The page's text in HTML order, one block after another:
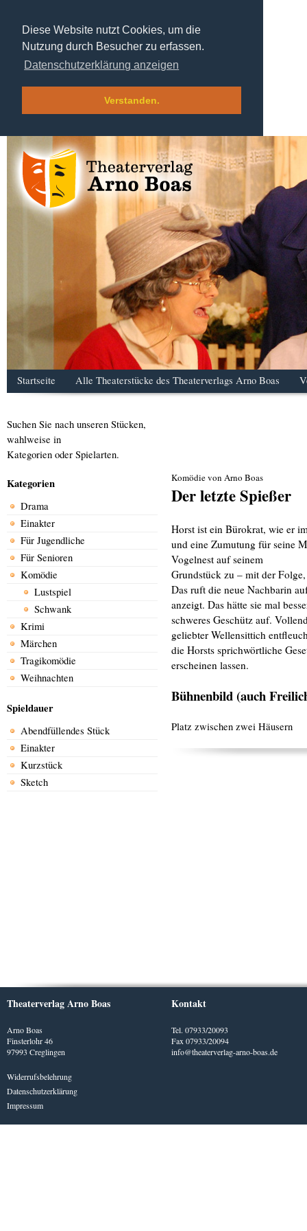
Diese Website nutzt Cookies, um die
Nutzung durch Besucher zu erfassen.
Datenschutzerklärung anzeigen
Verstanden.
Startseite Alle Theaterstücke des Theaterverlags Arno Boas
Suchen Sie nach unseren Stücken,
wahlweise in
Kategorien oder Spielarten.
Kategorien
Drama
Einakter
Für Jugendliche
Für Senioren
Komödie
Lustspiel
Schwank
Krimi
Märchen
Tragikomödie
Weihnachten
Spieldauer
Abendfüllendes Stück
Einakter
Kurzstück
Sketch
Komödie von Arno Boas
Der letzte Spießer
Horst ist ein Bürokrat, wie er
und eine Zumutung für seine
Vogelnest auf seinem
Grundstück zu – mit der
Das ruft die neue Nachbarin
anzeigt. Das hätte sie mal
schweres Geschütz auf.
geliebter Wellensittich
die Horsts sprichwörtliche
erscheinen lassen.
Bühnenbild (auch
Platz zwischen zwei Häusern
Theaterverlag Arno Boas
Arno Boas
Finsterlohr 46
97993 Creglingen
Widerrufsbelehrung
Datenschutzerklärung
Impressum
Kontakt
Tel. 07933/20093
Fax 07933/20094
info@theaterverlag-arno-boas.de